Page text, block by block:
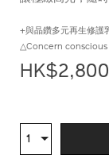
+與晶鑽多元再生修護
△Concern conscious
HK$2,800
TO
ACTIONS
數1